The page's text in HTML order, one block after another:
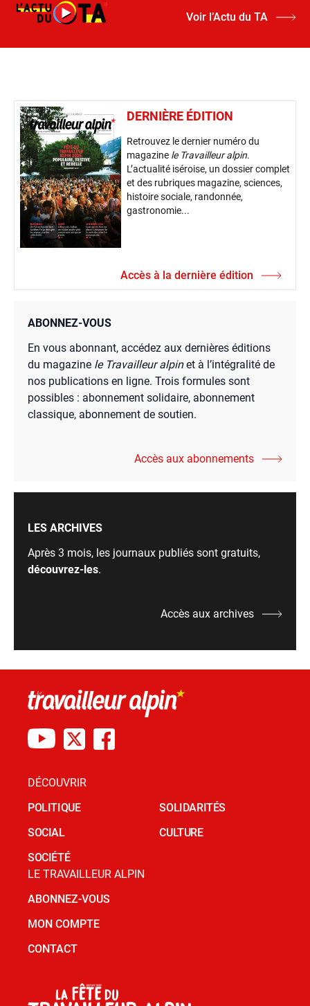
Voir l’Actu du TA
DERNIÈRE ÉDITION
Retrouvez le dernier numéro du
magazine le Travailleur alpin.
L’actualité iséroise, un dossier complet
et des rubriques magazine, sciences,
histoire sociale, randonnée,
gastronomie...
Accès à la dernière édition
ABONNEZ-VOUS
En vous abonnant, accédez aux dernières éditions
du magazine le Travailleur alpinet à l’intégralité de
nos publications en ligne. Trois formules sont
possibles : abonnement solidaire, abonnement
classique, abonnement de soutien.
Accès aux abonnements
LES ARCHIVES
Après 3 mois, les journaux publiés sont gratuits,
découvrez-les.
Accès aux archives
DÉCOUVRIR
POLITIQUE
SOCIAL
SOCIÉTÉ
SOLIDARITÉS
CULTURE
LE TRAVAILLEUR ALPIN
ABONNEZ-VOUS
MON COMPTE
CONTACT